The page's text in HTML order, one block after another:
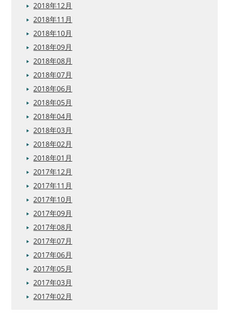
2018年12月
2018年11月
2018年10月
2018年09月
2018年08月
2018年07月
2018年06月
2018年05月
2018年04月
2018年03月
2018年02月
2018年01月
2017年12月
2017年11月
2017年10月
2017年09月
2017年08月
2017年07月
2017年06月
2017年05月
2017年03月
2017年02月